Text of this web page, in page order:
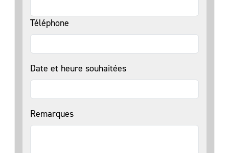
Téléphone
Date et heure souhaitées
Remarques